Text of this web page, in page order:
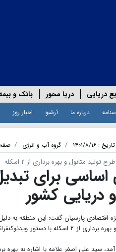
دریایی دریا محور بانک و
درباره ما آرشیو اخبار روز
گروه آب و انرژی
تولید متانول و بهره برداری از ۲ اسکله
اساسی برای
دریایی کشور
اقتصادی پارسیان گفت: این منطقه به
طرح تولید متانول و بهره برداری